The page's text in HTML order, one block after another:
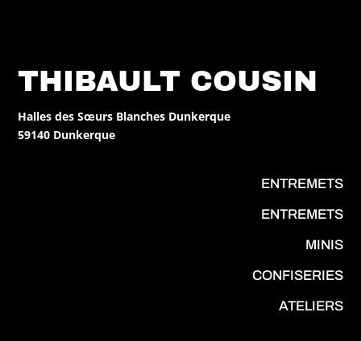
THIBAULT COUSIN
Halles des Sœurs Blanches Dunkerque
59140 Dunkerque
ENTREMETS
ENTREMETS
MINIS
CONFISERIES
ATELIERS